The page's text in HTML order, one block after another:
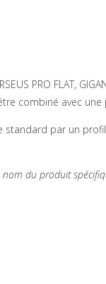
PRO FLAT,
combiné avec une
par un
du produit